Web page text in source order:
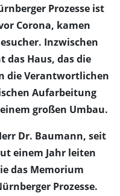
Prozesse ist
Corona, kamen
Inzwischen
das Haus, das die
die Verantwortlichen
Aufarbeitung
großen Umbau.
Dr. Baumann, seit
einem Jahr leiten
das Memorium
Prozesse.